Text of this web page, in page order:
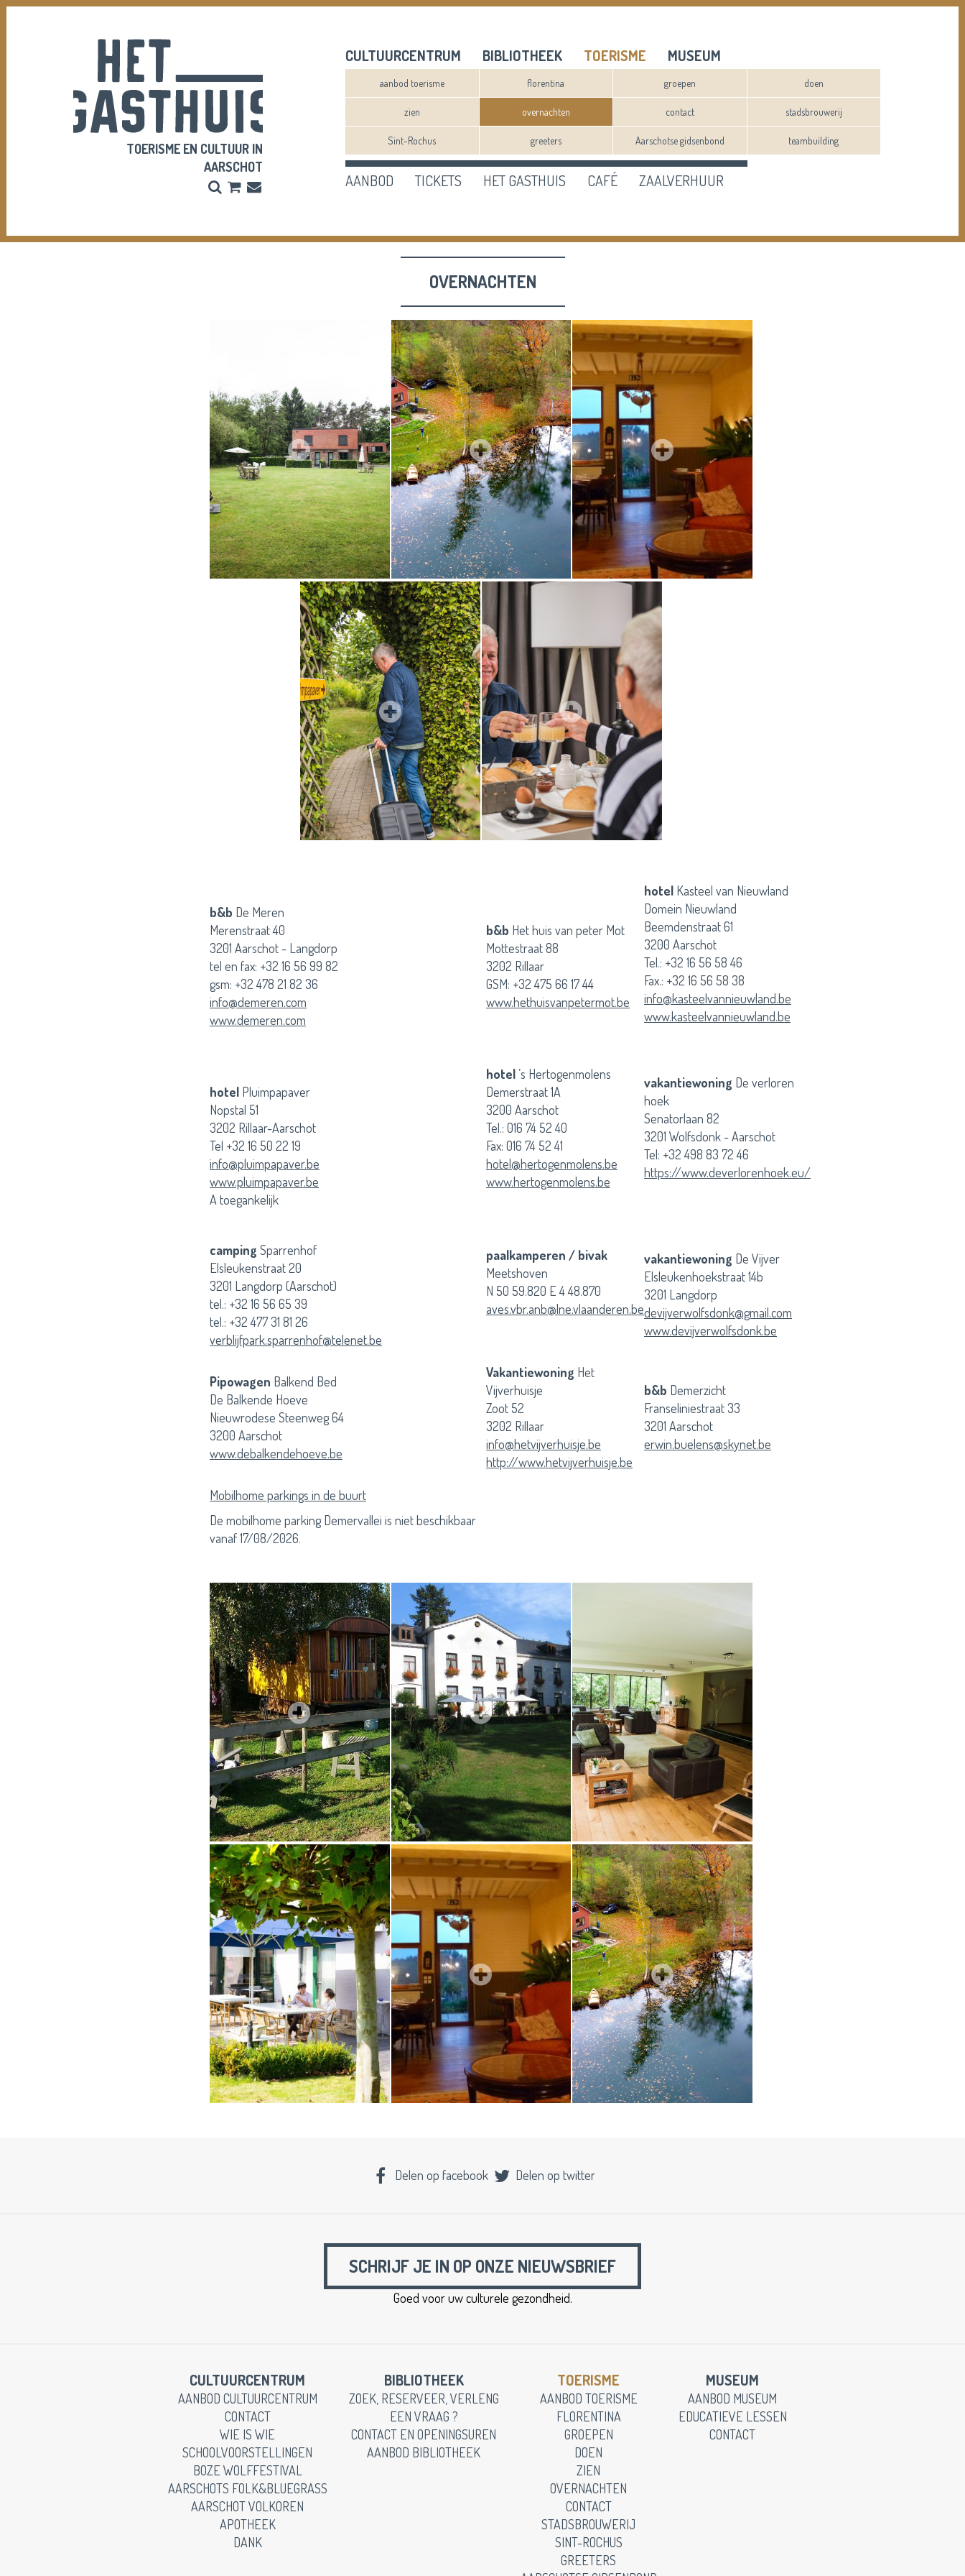
TOERISME EN CULTUUR IN
AARSCHOT
Zoeken
Bestel
en
Inschrijven
CULTUURCENTRUM BIBLIOTHEEK TOERISME MUSEUM
aanbod toerisme florentina groepen doen
zien overnachten contact stadsbrouwerij
Sint-Rochus greeters Aarschotse gidsenbond teambuilding
AANBOD TICKETS HET GASTHUIS CAFÉ ZAALVERHUUR
OVERNACHTEN
b&b De Meren
Merenstraat 40
3201 Aarschot - Langdorp
tel en fax: +32 16 56 99 82
gsm: +32 478 21 82 36
info@demeren.com
www.demeren.com
b&b Het huis van peter Mot
Mottestraat 88
3202 Rillaar
GSM: +32 475 66 17 44
www.hethuisvanpetermot.be
hotel Kasteel van Nieuwland
Domein Nieuwland
Beemdenstraat 61
3200 Aarschot
Tel.: +32 16 56 58 46
Fax.: +32 16 56 58 38
info@kasteelvannieuwland.be
www.kasteelvannieuwland.be
hotel Pluimpapaver
Nopstal 51
3202 Rillaar-Aarschot
Tel +32 16 50 22 19
info@pluimpapaver.be
www.pluimpapaver.be
A toegankelijk
hotel ’s Hertogenmolens
Demerstraat 1A
3200 Aarschot
Tel.: 016 74 52 40
Fax: 016 74 52 41
hotel@hertogenmolens.be
www.hertogenmolens.be
vakantiewoning De verloren
hoek
Senatorlaan 82
3201 Wolfsdonk - Aarschot
Tel: +32 498 83 72 46
https://www.deverlorenhoek.eu/
camping Sparrenhof
Elsleukenstraat 20
3201 Langdorp (Aarschot)
tel.: +32 16 56 65 39
tel.: +32 477 31 81 26
verblijfpark.sparrenhof@telenet.be
paalkamperen / bivak
Meetshoven
N 50 59.820 E 4 48.870
aves.vbr.anb@lne.vlaanderen.be
vakantiewoning De Vijver
Elsleukenhoekstraat 14b
3201 Langdorp
devijverwolfsdonk@gmail.com
www.devijverwolfsdonk.be
Pipowagen Balkend Bed
De Balkende Hoeve
Nieuwrodese Steenweg 64
3200 Aarschot
www.debalkendehoeve.be
Vakantiewoning Het
Vijverhuisje
Zoot 52
3202 Rillaar
info@hetvijverhuisje.be
http://www.hetvijverhuisje.be
b&b Demerzicht
Franseliniestraat 33
3201 Aarschot
erwin.buelens@skynet.be
Mobilhome parkings in de buurt
De mobilhome parking Demervallei is niet beschikbaar
vanaf 17/08/2026.
Delen op facebook Delen op twitter
SCHRIJF JE IN OP ONZE NIEUWSBRIEF
Goed voor uw culturele gezondheid.
CULTUURCENTRUM
AANBOD CULTUURCENTRUM
CONTACT
WIE IS WIE
SCHOOLVOORSTELLINGEN
BOZE WOLFFESTIVAL
AARSCHOTS FOLK&BLUEGRASS
AARSCHOT VOLKOREN
APOTHEEK
DANK
BIBLIOTHEEK
ZOEK, RESERVEER, VERLENG
EEN VRAAG ?
CONTACT EN OPENINGSUREN
AANBOD BIBLIOTHEEK
TOERISME
AANBOD TOERISME
FLORENTINA
GROEPEN
DOEN
ZIEN
OVERNACHTEN
CONTACT
STADSBROUWERIJ
SINT-ROCHUS
GREETERS
MUSEUM
AANBOD MUSEUM
EDUCATIEVE LESSEN
CONTACT